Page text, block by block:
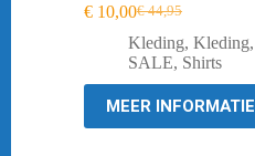
€44,95
Oorspronkelijke
prijs
was:
€ 10,00Huidige
prijs
is:
Kleding, Kleding,
SALE, Shirts
MEER INFORMATIE